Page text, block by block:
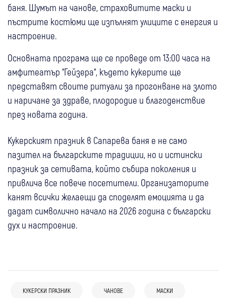
баня. Шумът на чанове, страховитите маски и
пъстрите костюми ще изпълнят улиците с енергия и
настроение.
Основната програма ще се проведе от 13:00 часа на
амфитеатър “Гейзера“, където кукерите ще
представят своите ритуали за прогонване на злото
и наричане за здраве, плодородие и благоденствие
през новата година.
Кукерският празник в Сапарева баня е не само
пазител на българските традиции, но и истински
празник за сетивата, който събира поколения и
привлича все повече посетители. Организаторите
канят всички желаещи да споделят емоцията и да
дадат символично начало на 2026 година с български
дух и настроение.
КУКЕРСКИ ПРАЗНИК ЧАНОВЕ МАСКИ